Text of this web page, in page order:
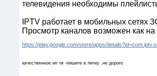
телевидения необходимы
IPTV работает в мобильных сетях
Просмотр каналов возможен как
https://play.google.com/store/apps/
качественное ип тв -пишите в личку ,не дорого